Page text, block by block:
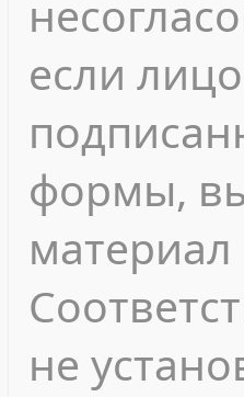
если
формы,
не